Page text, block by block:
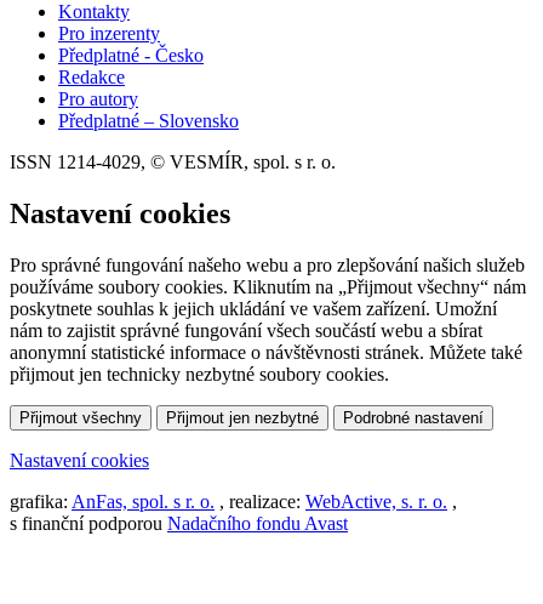
Kontakty
Pro inzerenty
Předplatné - Česko
Redakce
Pro autory
Předplatné – Slovensko
ISSN 1214-4029, © VESMÍR, spol. s r. o.
Nastavení cookies
Pro správné fungování našeho webu a pro zlepšování našich služeb
používáme soubory cookies. Kliknutím na „Přijmout všechny“ nám
poskytnete souhlas k jejich ukládání ve vašem zařízení. Umožní
nám to zajistit správné fungování všech součástí webu a sbírat
anonymní statistické informace o návštěvnosti stránek. Můžete také
přijmout jen technicky nezbytné soubory cookies.
Přijmout všechny Přijmout jen nezbytné Podrobné nastavení
Nastavení cookies
grafika: AnFas, spol. s r. o. , realizace: WebActive, s. r. o. ,
s finanční podporou Nadačního fondu Avast